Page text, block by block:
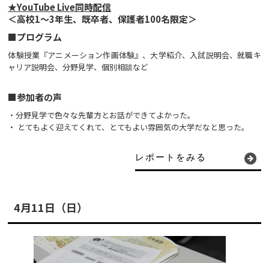
★YouTube Live同時配信
＜高校1～3年生、既卒者、保護者100名限定＞
■プログラム
体験授業『アニメーション作画体験』、大学紹介、入試説明会、就職キ
ャリア説明会、分野見学、個別相談など
■参加者の声
・分野見学で色々な先輩方とお話ができてよかった。
・ とてもよく迎えてくれて、とてもよい雰囲気の大学だなと思った。
レポートをみる
4月11日（日）